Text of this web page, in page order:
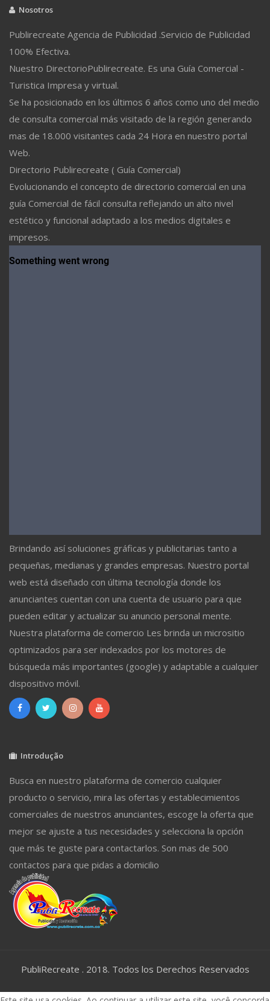
Nosotros
Publirecreate Agencia de Publicidad .Servicio de Publicidad
100% Efectiva.
Nuestro DirectorioPublirecreate. Es una Guía Comercial -
Turistica Impresa y virtual.
Se ha posicionado en los últimos 6 años como uno del medio
de consulta comercial más visitado de la región generando
mas de 18.000 visitantes cada 24 Hora en nuestro portal
Web.
Directorio Publirecreate ( Guía Comercial)
Evolucionando el concepto de directorio comercial en una
guía Comercial de fácil consulta reflejando un alto nivel
estético y funcional adaptado a los medios digitales e
impresos.
Brindando así soluciones gráficas y publicitarias tanto a
pequeñas, medianas y grandes empresas. Nuestro portal
web está diseñado con última tecnología donde los
anunciantes cuentan con una cuenta de usuario para que
pueden editar y actualizar su anuncio personal mente.
Nuestra plataforma de comercio Les brinda un micrositio
optimizados para ser indexados por los motores de
búsqueda más importantes (google) y adaptable a cualquier
dispositivo móvil.
Introdução
Busca en nuestro plataforma de comercio cualquier
producto o servicio, mira las ofertas y establecimientos
comerciales de nuestros anunciantes, escoge la oferta que
mejor se ajuste a tus necesidades y selecciona la opción
que más te guste para contactarlos. Son mas de 500
contactos para que pidas a domicilio
PubliRecreate . 2018. Todos los Derechos Reservados